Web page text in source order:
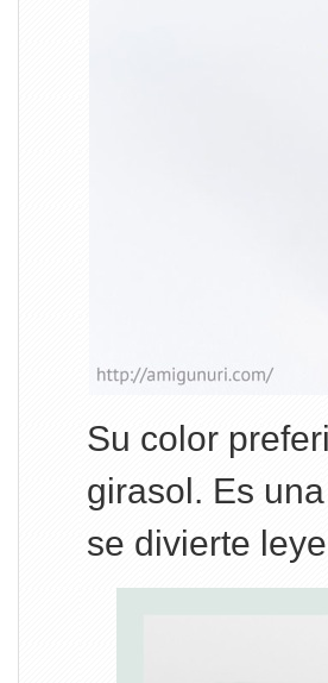
Su color
girasol. Es
se divierte